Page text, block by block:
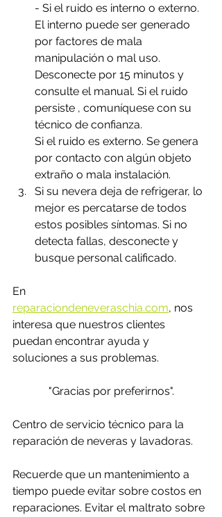
- Si el ruido es interno o externo.
El interno puede ser generado
por factores de mala
manipulación o mal uso.
Desconecte por 15 minutos y
consulte el manual. Si el ruido
persiste , comuníquese con su
técnico de confianza.
Si el ruido es externo. Se genera
por contacto con algún objeto
extraño o mala instalación.
Si su nevera deja de refrigerar, lo
mejor es percatarse de todos
estos posibles síntomas. Si no
detecta fallas, desconecte y
busque personal calificado.
En
reparaciondeneveraschia.com, nos
interesa que nuestros clientes
puedan encontrar ayuda y
soluciones a sus problemas.
"Gracias por preferirnos".
Centro de servicio técnico para la
reparación de neveras y lavadoras.
Recuerde que un mantenimiento a
tiempo puede evitar sobre costos en
reparaciones. Evitar el maltrato sobre